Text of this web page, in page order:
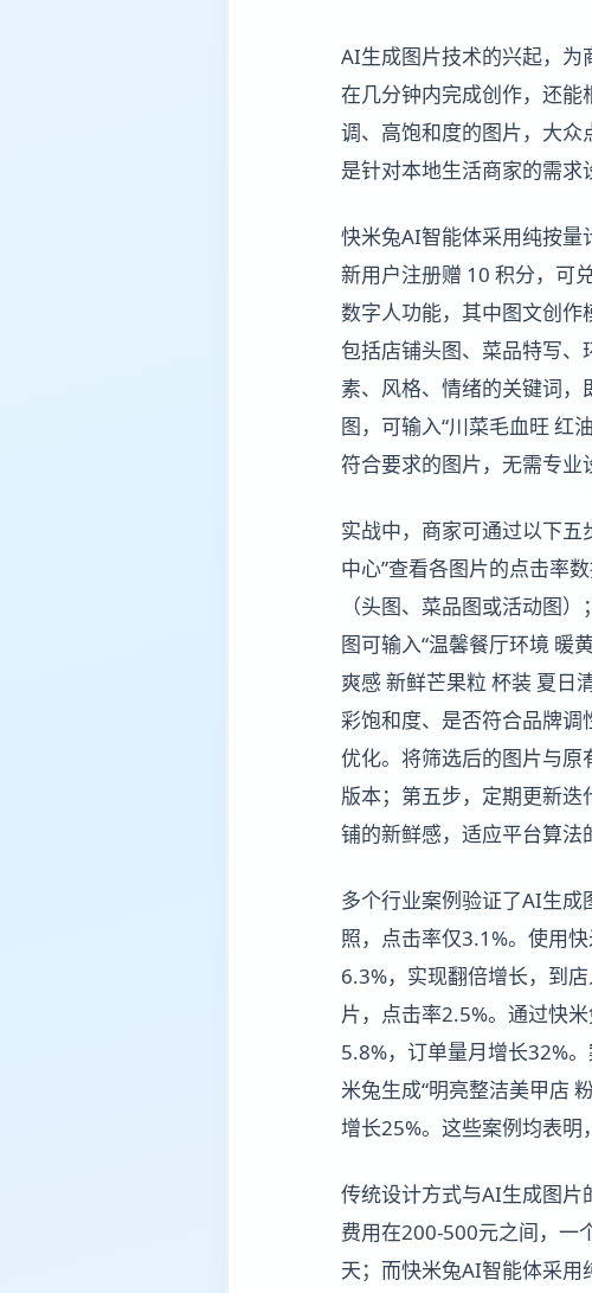
AI生成图片技术的兴起，
在几分钟内完成创作，还
调、高饱和度的图片，大
是针对本地生活商家的需求
快米兔AI智能体采用纯按量
新用户注册赠 10 积分，可
数字人功能，其中图文创作
包括店铺头图、菜品特写
素、风格、情绪的关键词
图，可输入“川菜毛血旺 红
符合要求的图片，无需专业
实战中，商家可通过以下
中心”查看各图片的点击率
（头图、菜品图或活动图
图可输入“温馨餐厅环境 暖
爽感 新鲜芒果粒 杯装 夏日
彩饱和度、是否符合品牌
优化。将筛选后的图片与
版本；第五步，定期更新
铺的新鲜感，适应平台算法
多个行业案例验证了AI生
照，点击率仅3.1%。使用
6.3%，实现翻倍增长，到
片，点击率2.5%。通过快
5.8%，订单量月增长32%
米兔生成“明亮整洁美甲店
增长25%。这些案例均表明
传统设计方式与AI生成图
费用在200-500元之间，一
天；而快米兔AI智能体采